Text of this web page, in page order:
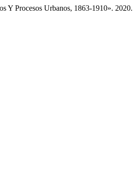
Y Procesos Urbanos, 1863-1910». 2020.